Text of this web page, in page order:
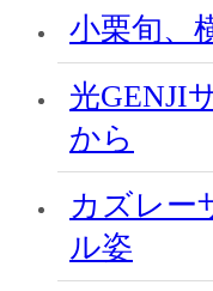
小栗旬、
光GENJI
から
カズレー
ル姿